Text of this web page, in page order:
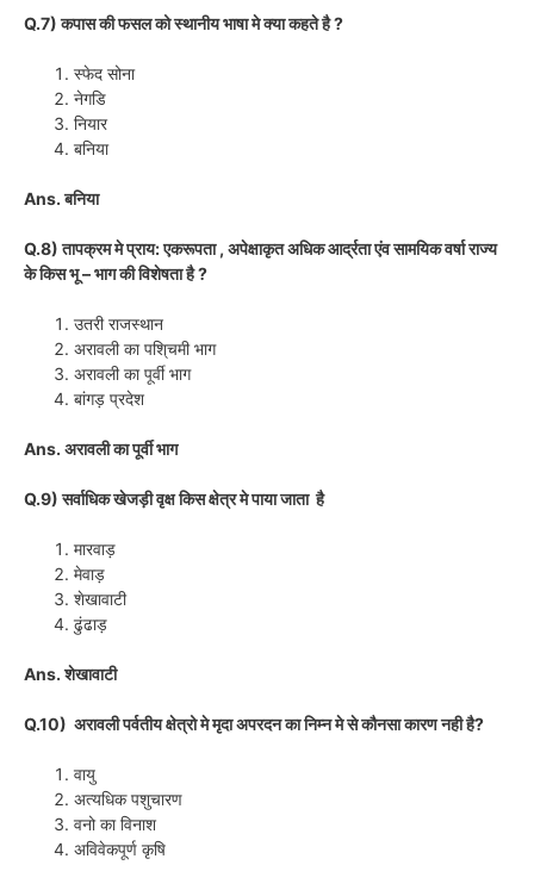
Q.7) कपास की फसल को स्थानीय भाषा मे क्या कहते है ?
स्फेद सोना
नेगडि
नियार
बनिया
Ans. बनिया
Q.8) तापक्रम मे प्राय: एकरूपता , अपेक्षाकृत अधिक आर्द्रता एंव सामयिक वर्षा राज्य
के किस भू – भाग की विशेषता है ?
उतरी राजस्थान
अरावली का पशि्चमी भाग
अरावली का पूर्वी भाग
बांगड़ प्रदेश
Ans. अरावली का पूर्वी भाग
Q.9) सर्वाधिक खेजड़ी वृक्ष किस क्षेत्र मे पाया जाता है
मारवाड़
मेवाड़
शेखावाटी
ढुंढाड़
Ans. शेखावाटी
Q.10) अरावली पर्वतीय क्षेत्रो मे मृदा अपरदन का निम्न मे से कौनसा कारण नही है?
वायु
अत्यधिक पशुचारण
वनो का विनाश
अविवेकपूर्ण कृषि